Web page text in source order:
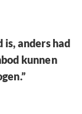
anders had
kunnen